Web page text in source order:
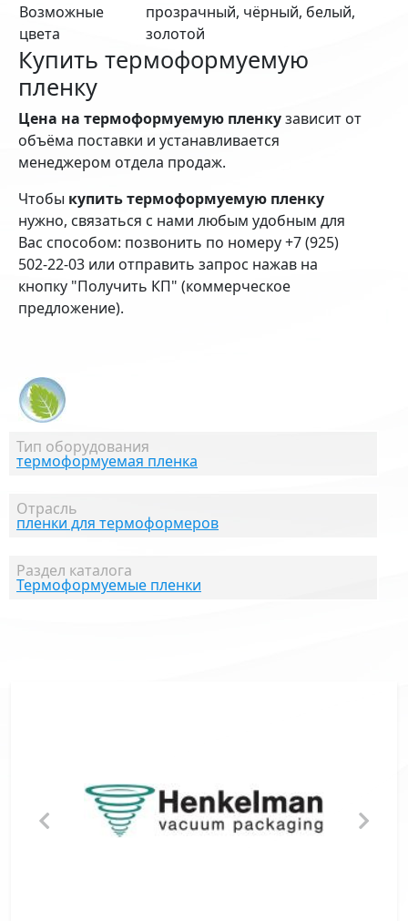
Тип оборудования
термоформуемая пленка
Отрасль
пленки для термоформеров
Раздел каталога
Термоформуемые пленки
Возможные
цвета
прозрачный, чёрный, белый,
золотой
Купить термоформуемую
пленку
Цена на термоформуемую пленкузависит от
объёма поставки и устанавливается
менеджером отдела продаж.
Чтобы купить термоформуемую пленку
нужно, связаться с нами любым удобным для
Вас способом: позвонить по номеру +7 (925)
502-22-03 или отправить запрос нажав на
кнопку "Получить КП" (коммерческое
предложение).